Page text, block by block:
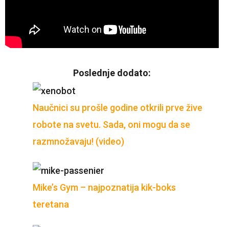
Poslednje dodato:
Naučnici su prošle godine otkrili prve žive
robote na svetu. Sada, oni mogu da se
razmnožavaju! (video)
Mike’s Gym – najpoznatija kik-boks
teretana